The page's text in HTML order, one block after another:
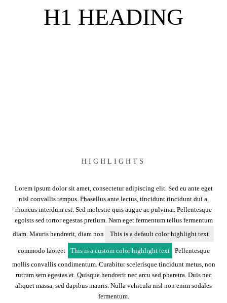
H1 HEADING
HIGHLIGHTS
Lorem ipsum dolor sit amet, consectetur adipiscing elit. Sed eu ante eget
nisl convallis tempus. Phasellus ante lectus, tincidunt tincidunt dui a,
rhoncus interdum est. Sed molestie quis augue ac pulvinar. Pellentesque
egoists sed tortor egestas pretium. Nam eget fermentum tellus fermentum
diam. Mauris hendrerit, diam non
This is a default color highlight text
commodo laoreet This is a custom color highlight text
Pellentesque
mollis convallis condimentum. Curabitur scelerisque tincidunt metus, non
rutrum sem egestas et. Quisque hendrerit nec arcu sed pharetra. Duis nec
aliquet massa, sed dapibus mauris. Nulla vehicula nisl non enim sodales
fermentum.